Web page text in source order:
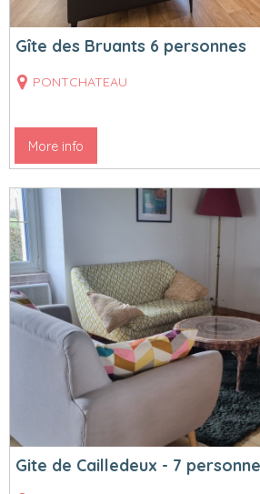
Gîte des Bruants 6 personnes
PONTCHATEAU
More info
Gite de Cailledeux - 7